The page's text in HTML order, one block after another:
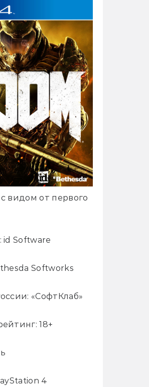
видом от первого
id Software
Softworks
«СофтКлаб»
18+
4